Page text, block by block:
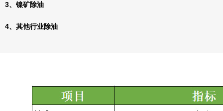
3、镍矿除油
4、其他行业除油